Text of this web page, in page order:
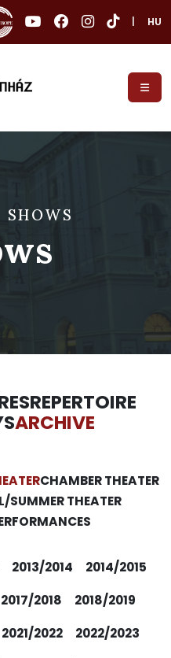
HU
SHOWS
REPERTOIRE
ARCHIVE
CHAMBER THEATER
SUMMER THEATER
2013/2014
2014/2015
2017/2018
2018/2019
2021/2022
2022/2023